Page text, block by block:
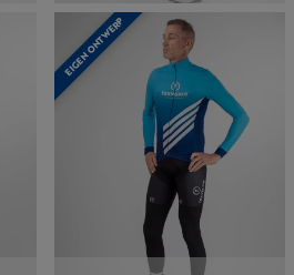
EIGEN ONTWERP